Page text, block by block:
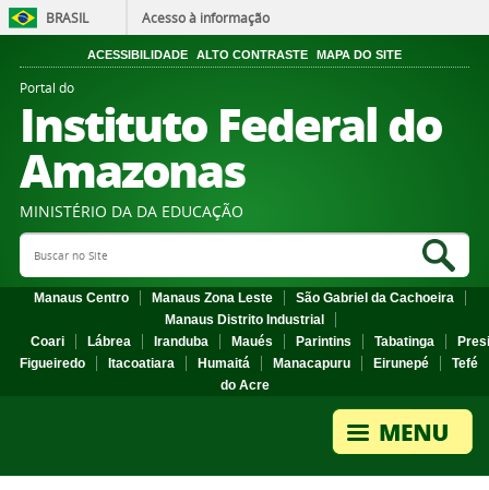
BRASIL Acesso à informação
ACESSIBILIDADE ALTO CONTRASTE MAPA DO SITE
Portal do
Instituto Federal do
Amazonas
MINISTÉRIO DA DA EDUCAÇÃO
Search Site
Manaus Centro Manaus Zona Leste
São Gabriel da Cachoeira
Manaus Distrito Industrial
Coari
Lábrea Iranduba Maués Parintins Tabatinga
Figueiredo
Itacoatiara Humaitá Manacapuru Eirunepé
Tefé
do Acre